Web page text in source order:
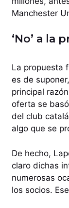
Manchester
‘No’ a la
La propuesta
es de
principal
oferta se
del club
algo que se
De hecho,
claro dichas
numerosas
los socios.